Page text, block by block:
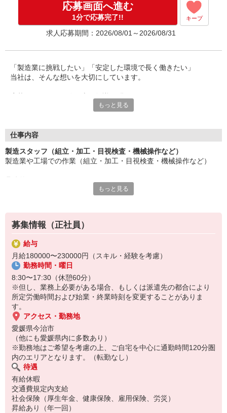
応募画面へ進む
1分で応募完了!! キープ
求人応募期間：2026/08/01～2026/08/31
「製造業に挑戦したい」「安定した環境で長く働きたい」
当社は、そんな想いを大切にしています。
約束を守ること、きちんと連絡をすること、前向きに仕事へ取り
また、勤務時間やシフトなど柔軟に対応いただける方は、ご紹介
長く働きたい――
製造業で正社員としてキャリアを築きたい方、ぜひご応募くださ
もっと見る
仕事内容
製造スタッフ（組立・加工・目視検査・機械操作など）
製造業や工場での作業（組立・加工・目視検査・機械操作など）
製品に不備がないか目視チェック
複雑な作業や力仕事はほとんどなく覚えやすいものばかり！
未経験の方もすぐに慣れていただけると思います。
※当社（株）テクノ・サービスに正社員採用の上で、派遣就業先事
業所へ派遣となります。
もっと見る
募集情報（正社員）
給与
月給180000〜230000円（スキル・経験を考慮）
勤務時間・曜日
8:30〜17:30（休憩60分）
※但し、業務上必要がある場合、もしくは派遣先の都合により
所定労働時間および始業・終業時刻を変更することがありま
す。
アクセス・勤務地
愛媛県今治市
（他にも愛媛県内に多数あり）
※勤務地はご希望を考慮の上、ご自宅を中心に通勤時間120分圏
内のエリアとなります。（転勤なし）
待遇
有給休暇
交通費規定内支給
社会保険（厚生年金、健康保険、雇用保険、労災）
昇給あり（年一回）